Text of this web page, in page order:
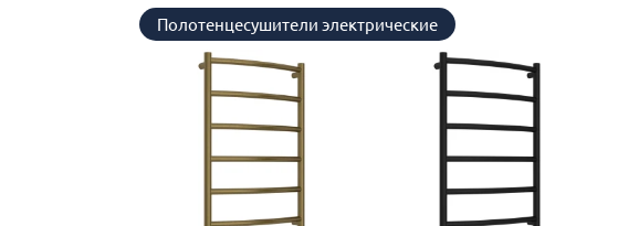
Полотенцесушители электрические